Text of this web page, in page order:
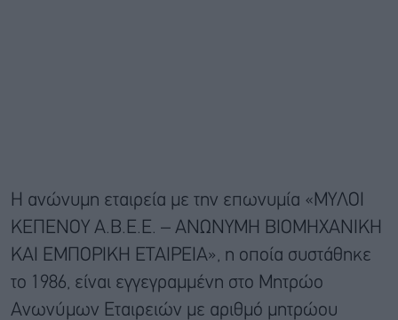
Η ανώνυμη εταιρεία με την επωνυμία «ΜΥΛΟΙ
ΚΕΠΕΝΟΥ Α.Β.Ε.Ε. – ΑΝΩΝΥΜΗ ΒΙΟΜΗΧΑΝΙΚΗ
ΚΑΙ ΕΜΠΟΡΙΚΗ ΕΤΑΙΡΕΙΑ», η οποία συστάθηκε
το 1986, είναι εγγεγραμμένη στο Μητρώο
Ανωνύμων Εταιρειών με αριθμό μητρώου